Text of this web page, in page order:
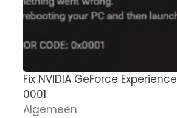
Fix NVIDIA GeForce
0001
Algemeen